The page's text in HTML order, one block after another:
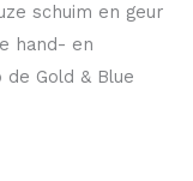
schuim en geur
hand- en
Gold & Blue